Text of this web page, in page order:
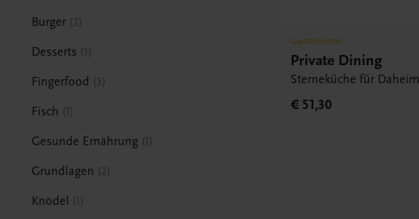
Burger 2
Desserts 1
Fingerfood 3
Fisch 1
Gesunde Ernährung 1
Grundlagen 2
Knödel 1
Gastronomie
Private Dining
Sterneküche für Daheim
€ 51,30